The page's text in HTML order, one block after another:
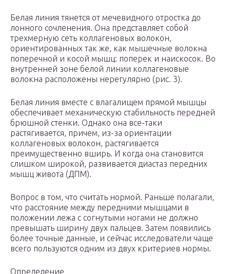
Белая линия тянется от мечевидного отростка до
лонного сочленения. Она представляет собой
трехмерную сеть коллагеновых волокон,
ориентированных так же, как мышечные волокна
поперечной и косой мышц: поперек и наискосок. Во
внутренней зоне белой линии коллагеновые
волокна расположены нерегулярно (рис. 3).
Белая линия вместе с влагалищем прямой мышцы
обеспечивает механическую стабильность передней
брюшной стенки. Однако она все-таки
растягивается, причем, из-за ориентации
коллагеновых волокон, растягивается
преимущественно вширь. И когда она становится
слишком широкой, развивается диастаз передних
мышц живота (ДПМ).
Вопрос в том, что считать нормой. Раньше полагали,
что расстояние между передними мышцами в
положении лежа с согнутыми ногами не должно
превышать ширину двух пальцев. Затем появились
более точные данные, и сейчас исследователи чаще
всего пользуются одним из двух критериев нормы.
Определение